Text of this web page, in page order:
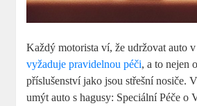
Každý motorista ví, že udržovat auto
vyžaduje pravidelnou péči, a to nejen
příslušenství jako jsou střešní nosiče.
umýt auto s hagusy: Speciální Péče o